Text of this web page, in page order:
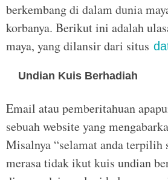
berkembang di dalam dunia
korbanya. Berikut ini adalah
maya, yang dilansir dari situs
Undian Kuis Berhadiah
Email atau pemberitahuan
sebuah website yang
Misalnya “selamat anda terpilih
merasa tidak ikut kuis undian